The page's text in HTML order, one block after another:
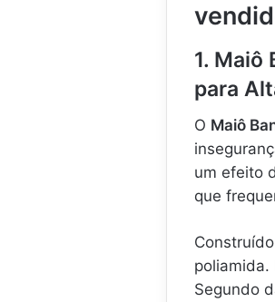
1. Maiô
para
O Maiô
um efeito
que
poliamida.
Segundo